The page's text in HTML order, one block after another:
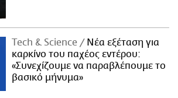
Τech & Science
Νέα εξέταση για
καρκίνο του παχέος εντέρου:
«Συνεχίζουμε να παραβλέπουμε το
βασικό μήνυμα»